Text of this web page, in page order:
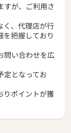
すが、ご利用さ
く、代理店が行
を把握しており
問い合わせを広
定となってお
りポイントが獲